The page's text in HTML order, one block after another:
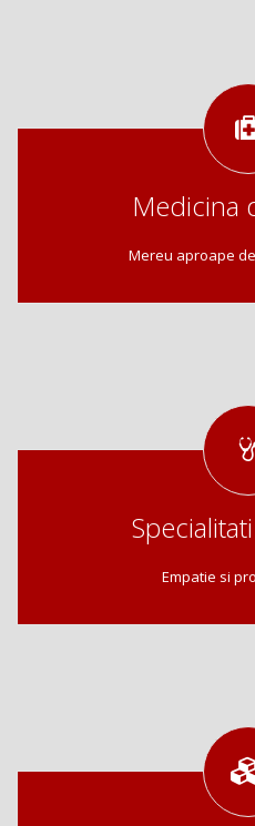
Medicina
Mereu aproape
Empatie si